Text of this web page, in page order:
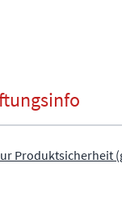
Produktsicherheit